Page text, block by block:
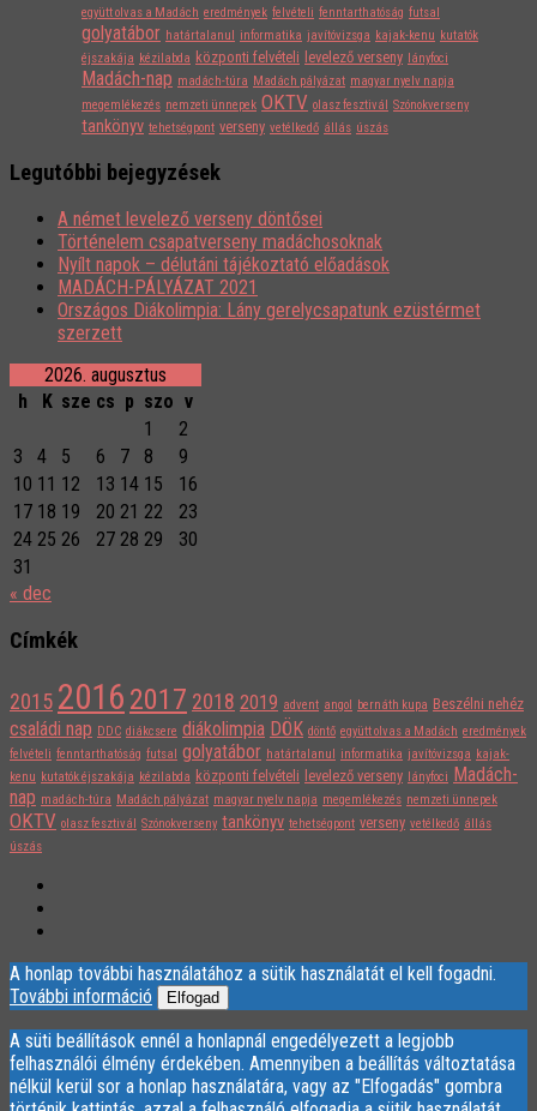
együtt olvas a Madách eredmények felvételi fenntarthatóság futsal
golyatábor határtalanul informatika javítóvizsga kajak-kenu kutatók
éjszakája kézilabda központi felvételi levelező verseny lányfoci
Madách-nap madách-túra Madách pályázat magyar nyelv napja
megemlékezés nemzeti ünnepek OKTV olasz fesztivál Szónokverseny
tankönyv tehetségpont verseny vetélkedő állás úszás
Legutóbbi bejegyzések
A német levelező verseny döntősei
Történelem csapatverseny madáchosoknak
Nyílt napok – délutáni tájékoztató előadások
MADÁCH-PÁLYÁZAT 2021
Országos Diákolimpia: Lány gerelycsapatunk ezüstérmet
szerzett
2026. augusztus
h
K sze cs p szo v
1
2
3
4 5 6 7 8
9
10 11 12 13 14 15
16
17 18 19 20 21 22
23
24 25 26 27 28 29
30
31
« dec
Címkék
2015 2016 2017 2018 2019 advent angol bernáth kupa Beszélni nehéz
családi nap DDC diákcsere diákolimpia DÖK döntő együtt olvas a Madách eredmények
felvételi fenntarthatóság futsal golyatábor határtalanul informatika javítóvizsga kajak-
kenu kutatók éjszakája kézilabda központi felvételi levelező verseny lányfoci Madách-
nap madách-túra Madách pályázat magyar nyelv napja megemlékezés nemzeti ünnepek
OKTV olasz fesztivál Szónokverseny tankönyv tehetségpont verseny vetélkedő állás
úszás
A honlap további használatához a sütik használatát el kell fogadni.
További információ
Elfogad
A süti beállítások ennél a honlapnál engedélyezett a legjobb
felhasználói élmény érdekében. Amennyiben a beállítás változtatása
nélkül kerül sor a honlap használatára, vagy az "Elfogadás" gombra